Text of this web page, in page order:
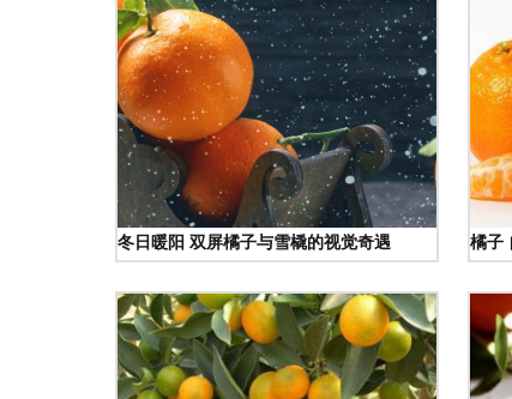
冬日暖阳 双屏橘子与雪橇的视觉奇遇 橘子